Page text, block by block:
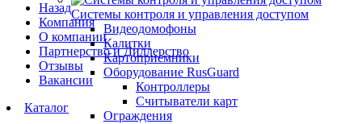
Системы контроля и управления доступом
Видеодомофоны
Калитки
Картоприемники
Оборудование RusGuard
Контроллеры
Считыватели карт
Ограждения
Назад
Компания
О компании
Партнерство и Диллерство
Отзывы
Вакансии
Каталог